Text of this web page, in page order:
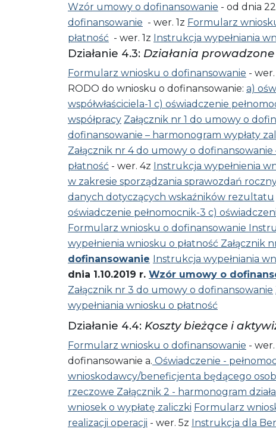
Wzór umowy o dofinansowanie - od dnia
dofinansowanie - wer. 1z Formularz
płatność - wer. 1z Instrukcja wypełniania
Działanie 4.3: Działania
Formularz wniosku o dofinansowanie -
RODO do wniosku o dofinansowanie: a)
współwłaściciela-1 c) oświadczenie
współpracy Załącznik nr 1 do umowy o
dofinansowanie – harmonogram wypłaty
Załącznik nr 4 do umowy o
płatność - wer. 4z Instrukcja wypełnienia
w zakresie sporządzania sprawozdań
danych dotyczących wskaźników rezultatu
oświadczenie pełnomocnik-3 c)
Formularz wniosku o dofinansowanie
wypełnienia wniosku o płatność Załącznik
dofinansowanie Instrukcja wypełniania
dnia 1.10.2019 r. Wzór umowy o
Załącznik nr 3 do umowy o dofinansowanie
wypełniania wniosku o płatność
Działanie 4.4: Koszty bieżące i
Formularz wniosku o dofinansowanie -
dofinansowanie a. Oświadczenie -
wnioskodawcy/beneficjenta będącego
rzeczowe Załącznik 2 - harmonogram
wniosek o wypłatę zaliczki Formularz
realizacji operacji - wer. 5z Instrukcja dla